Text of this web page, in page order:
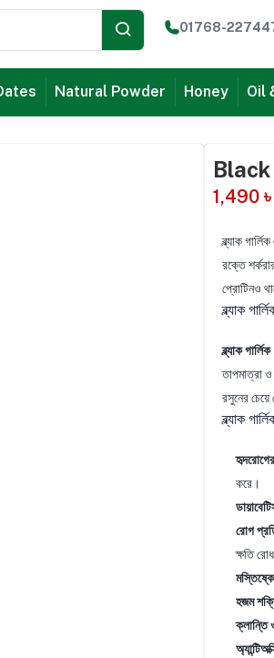
01768-
Natural Powder Honey Oil
Black
1,490 ৳
ব্ল্যাক
রক্তে
প্রোটিনও
ব্ল্যাক
ব্ল্যাক
তাপমাত্রা
রসুনের চেয়ে
ব্ল্যাক
করে।
রোগ
ক্ষতি
হজম
ক্লান্তি